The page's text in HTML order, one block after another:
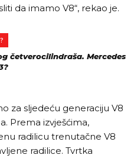
da imamo V8“, rekao je.
četverocilindraša. Mercedes
za sljedeću generaciju V8
Prema izvješćima,
radilicu trenutačne V8
radilice. Tvrtka